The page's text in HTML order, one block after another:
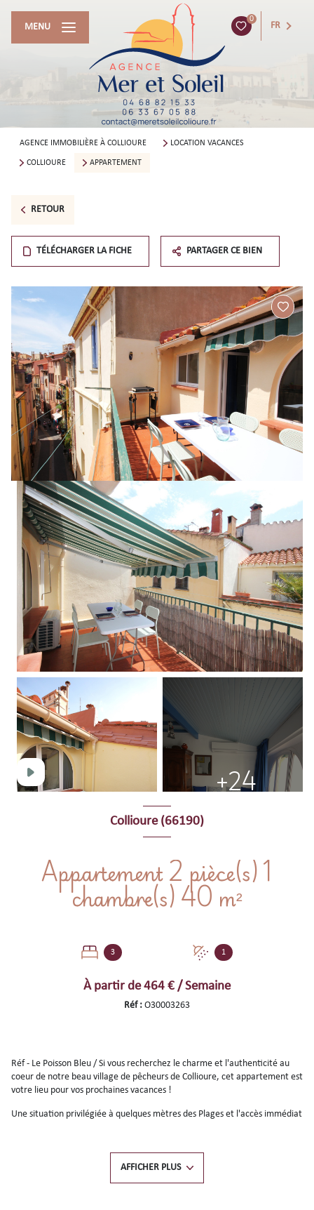
0
FR
MENU
AGENCE IMMOBILIÈRE À COLLIOURE LOCATION VACANCES
COLLIOURE APPARTEMENT
RETOUR
TÉLÉCHARGER LA FICHE PARTAGER CE BIEN
+24
Collioure (66190)
Appartement 2 pièce(s) 1
chambre(s) 40 m²
3 1
À partir de464 € / Semaine
Réf : O30003263
Réf - Le Poisson Bleu / Si vous recherchez le charme et l'authenticité au
coeur de notre beau village de pêcheurs de Collioure, cet appartement est
votre lieu pour vos prochaines vacances !
Une situation privilégiée à quelques mètres des Plages et l'accès immédiat
À noter : appartement climatisé avec Terrasse privative ombragée par un
AFFICHER PLUS